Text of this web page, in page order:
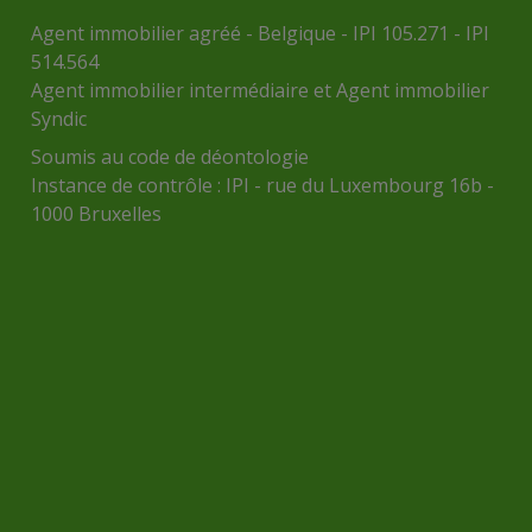
Agent immobilier agréé - Belgique - IPI 105.271 - IPI
514.564
Agent immobilier intermédiaire et Agent immobilier
Syndic
Soumis au code de déontologie
Instance de contrôle : IPI - rue du Luxembourg 16b -
1000 Bruxelles